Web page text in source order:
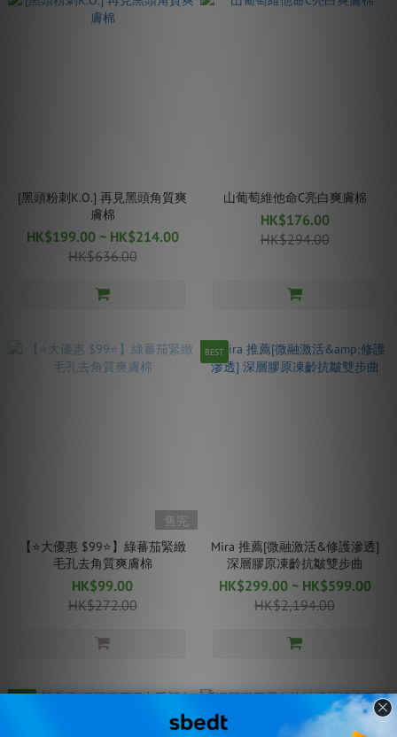
[黑頭粉刺K.O.] 再見黑頭角質爽
膚棉
HK$199.00 ~ HK$214.00
HK$636.00
山葡萄維他命C亮白爽膚棉
HK$176.00
HK$294.00
售完
【⭐️大優惠 $99⭐️】綠蕃茄緊緻
毛孔去角質爽膚棉
HK$99.00
HK$272.00
BEST
Mira 推薦[微融激活&修護滲透]
深層膠原凍齡抗皺雙步曲
HK$299.00 ~ HK$599.00
HK$2,194.00